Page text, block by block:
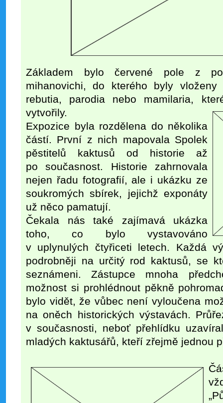
Základem bylo červené pole z
mihanovichi, do kterého byly
rebutia, parodia nebo mamilaria,
vytvořily.
Expozice byla rozdělena do několika
částí. První z nich mapovala Spolek
pěstitelů kaktusů od historie až
po současnost. Historie zahrnovala
nejen řadu fotografií, ale i ukázku ze
soukromých sbírek, jejichž exponáty
už něco pamatují.
Čekala nás také zajímavá ukázka
toho, co bylo vystavováno
v uplynulých čtyřiceti letech. Každá
podrobněji na určitý rod kaktusů, se
seznámeni. Zástupce mnoha
možnost si prohlédnout pěkně
bylo vidět, že vůbec není vyloučena
na oněch historických výstavách.
v současnosti, neboť přehlídku
mladých kaktusářů, kteří zřejmě jednou